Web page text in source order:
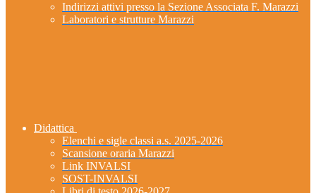
Indirizzi attivi presso la Sezione Associata F. Marazzi
Laboratori e strutture Marazzi
Didattica
Elenchi e sigle classi a.s. 2025-2026
Scansione oraria Marazzi
Link INVALSI
SOST-INVALSI